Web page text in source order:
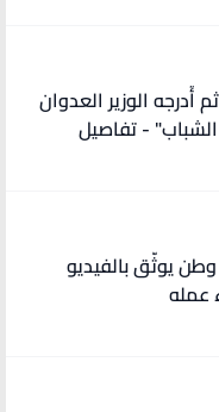
"انتصر قضائيًا بإلغاء قرار نقله .. ثم أُدرجه الوزير العدوان
- تفاصيل
ما بستحي" .. عامل وطن يوثّق بالفيديو
عمله